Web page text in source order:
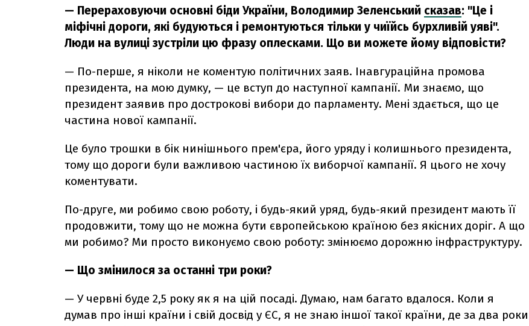
— Перераховуючи основні біди України, Володимир Зеленський сказав: "Це і
міфічні дороги, які будуються і ремонтуються тільки у чиїйсь бурхливій уяві".
Люди на вулиці зустріли цю фразу оплесками. Що ви можете йому відповісти?
— По-перше, я ніколи не коментую політичних заяв. Інавгураційна промова
президента, на мою думку, — це вступ до наступної кампанії. Ми знаємо, що
президент заявив про дострокові вибори до парламенту. Мені здається, що це
частина нової кампанії.
Це було трошки в бік нинішнього прем'єра, його уряду і колишнього президента,
тому що дороги були важливою частиною їх виборчої кампанії. Я цього не хочу
коментувати.
По-друге, ми робимо свою роботу, і будь-який уряд, будь-який президент мають її
продовжити, тому що не можна бути європейською країною без якісних доріг. А що
ми робимо? Ми просто виконуємо свою роботу: змінюємо дорожню інфраструктуру.
— Що змінилося за останні три роки?
— У червні буде 2,5 року як я на цій посаді. Думаю, нам багато вдалося. Коли я
думав про інші країни і свій досвід у ЄС, я не знаю іншої такої країни, де за два роки